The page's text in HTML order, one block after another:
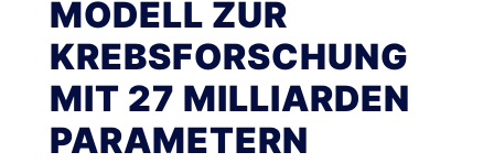
MODELL ZUR
KREBSFORSCHUNG
MIT 27 MILLIARDEN
PARAMETERN